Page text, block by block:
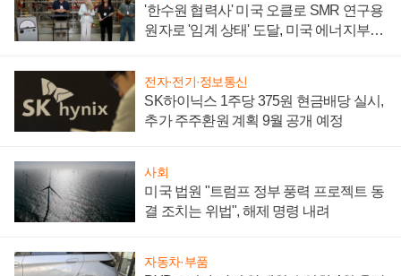
'한수원 협력사' 미국 오클로 SMR 연구용
원자로 '임계 상태' 도달, 미국 에너지부
전자·전기·정보통신
SK하이닉스 1주당 375원 현금배당 실시,
추가 주주환원 계획 9월 공개 예정
사회
미국 법원 "트럼프 정부 풍력 프로젝트 동
결 조치는 위법", 해제 명령 내려
자동차·부품